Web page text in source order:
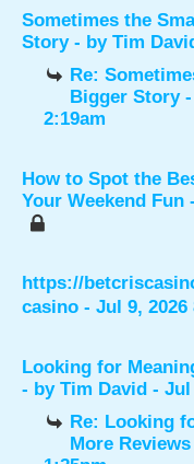
Sometimes the
Story - by Tim
Re:
Bigger Story
2:19am
How to Spot the
Your Weekend Fun
https://
casino - Jul 9, 2026
Looking for
- by Tim David - Jul
Re: Looking
More Reviews